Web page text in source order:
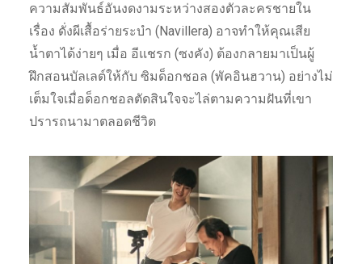
ความสัมพันธ์อันงดงามระหว่างสองตัวละครชายใน
เรื่อง ดั่งผีเสื้อร่ายระบำ (Navillera) อาจทำให้คุณเสีย
น้ำตาได้ง่ายๆ เมื่อ อีแชรก (ซงคัง) ต้องกลายมาเป็นผู้
ฝึกสอนบัลเลต์ให้กับ ซิมด็อกชอล (พัคอินฮวาน) อย่างไม่
เต็มใจเมื่อด็อกชอลตัดสินใจจะไล่ตามความฝันที่เขา
ปรารถนามาตลอดชีวิต